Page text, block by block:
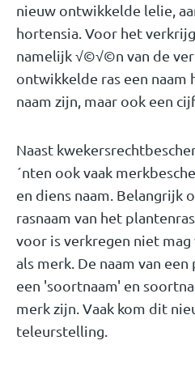
nieuw ontwikkelde lelie,
hortensia. Voor het
namelijk √©√©n van de
ontwikkelde ras een naam
naam zijn, maar ook een
Naast
´nten ook vaak
en diens naam. Belangrijk
rasnaam van het
voor is verkregen niet
als merk. De naam van
een 'soortnaam' en
merk zijn. Vaak kom dit
teleurstelling.